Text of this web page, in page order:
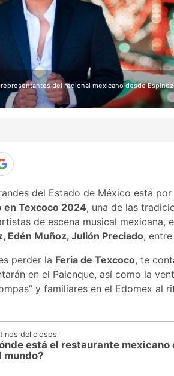
del regional mexicano desde
del Estado de México está
en Texcoco 2024, una de las
de escena musical
Edén Muñoz, Julión Preciado,
perder la Feria de Texcoco, te
en el Palenque, así como la
y familiares en el Edomex al
deliciosos
está el restaurante
mundo?